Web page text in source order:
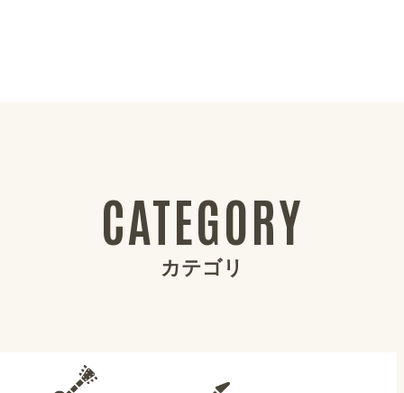
CATEGORY
カテゴリ